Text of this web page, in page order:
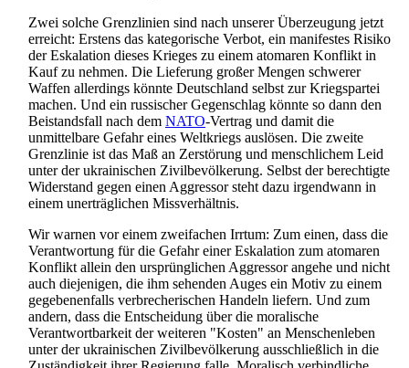
Zwei solche Grenzlinien sind nach unserer Überzeugung jetzt
erreicht: Erstens das kategorische Verbot, ein manifestes Risiko
der Eskalation dieses Krieges zu einem atomaren Konflikt in
Kauf zu nehmen. Die Lieferung großer Mengen schwerer
Waffen allerdings könnte Deutschland selbst zur Kriegspartei
machen. Und ein russischer Gegenschlag könnte so dann den
Beistandsfall nach dem NATO-Vertrag und damit die
unmittelbare Gefahr eines Weltkriegs auslösen. Die zweite
Grenzlinie ist das Maß an Zerstörung und menschlichem Leid
unter der ukrainischen Zivil­bevölkerung. Selbst der berechtigte
Widerstand gegen einen Aggressor steht dazu irgendwann in
einem unerträglichen Missverhältnis.
Wir warnen vor einem zweifachen Irrtum: Zum einen, dass die
Verantwortung für die Gefahr einer Eskalation zum atomaren
Konflikt allein den ursprünglichen Aggressor angehe und nicht
auch diejenigen, die ihm sehenden Auges ein Motiv zu einem
gegebenenfalls verbrecherischen Handeln liefern. Und zum
andern, dass die Entscheidung über die moralische
Verantwortbarkeit der weiteren "Kosten" an Menschenleben
unter der ukrainischen Zivil­bevölkerung ausschließlich in die